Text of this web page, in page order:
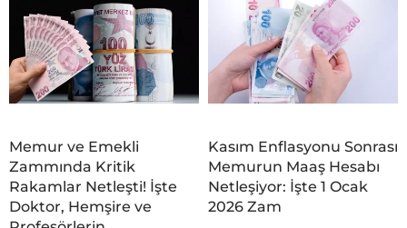
Memur ve Emekli
Zammında Kritik
Rakamlar Netleşti! İşte
Doktor, Hemşire ve
Kasım Enflasyonu Sonrası
Memurun Maaş Hesabı
Netleşiyor: İşte 1 Ocak
2026 Zam